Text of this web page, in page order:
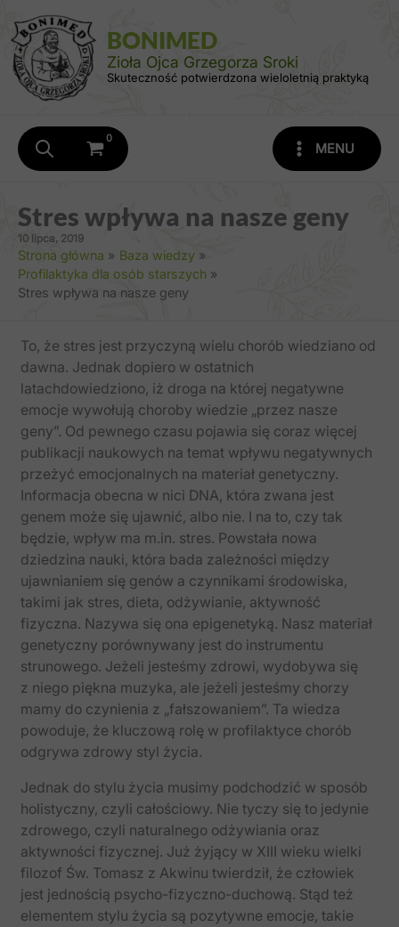
do
treści
BONIMED
Zioła Ojca Grzegorza Sroki
Skuteczność potwierdzona wieloletnią praktyką
MENU
Stres wpływa na nasze geny
10 lipca, 2019
Strona główna
Baza wiedzy
Profilaktyka dla osób starszych
Stres wpływa na nasze geny
To, że stres jest przyczyną wielu chorób wiedziano od
dawna. Jednak dopiero w ostatnich
latachdowiedziono, iż droga na której negatywne
emocje wywołują choroby wiedzie „przez nasze
geny”. Od pewnego czasu pojawia się coraz więcej
publikacji naukowych na temat wpływu negatywnych
przeżyć emocjonalnych na materiał genetyczny.
Informacja obecna w nici DNA, która zwana jest
genem może się ujawnić, albo nie. I na to, czy tak
będzie, wpływ ma m.in. stres. Powstała nowa
dziedzina nauki, która bada zależności między
ujawnianiem się genów a czynnikami środowiska,
takimi jak stres, dieta, odżywianie, aktywność
fizyczna. Nazywa się ona epigenetyką. Nasz materiał
genetyczny porównywany jest do instrumentu
strunowego. Jeżeli jesteśmy zdrowi, wydobywa się
z niego piękna muzyka, ale jeżeli jesteśmy chorzy
mamy do czynienia z „fałszowaniem”. Ta wiedza
powoduje, że kluczową rolę w profilaktyce chorób
odgrywa zdrowy styl życia.
Jednak do stylu życia musimy podchodzić w sposób
holistyczny, czyli całościowy. Nie tyczy się to jedynie
zdrowego, czyli naturalnego odżywiania oraz
aktywności fizycznej. Już żyjący w XIII wieku wielki
filozof Św. Tomasz z Akwinu twierdził, że człowiek
jest jednością psycho-​fizyczno-​duchową. Stąd też
elementem stylu życia są pozytywne emocje, takie